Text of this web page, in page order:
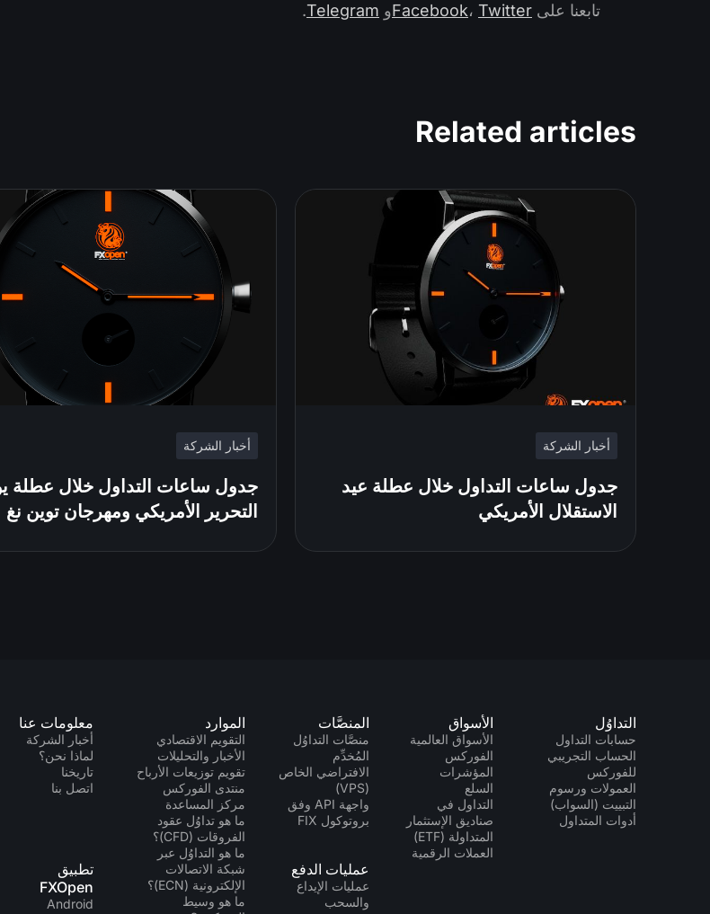
تابعنا على Facebook، Twitter و Telegram
.
Related articles
أخبار الشركة
جدول ساعات التداول خلال عطلة عيد
الاستقلال الأمريكي
أخبار الشركة
جدول ساعات التداول خلال عطلة
التحرير الأمريكي ومهرجان توين نغ
التداوُل
حسابات التداول
الحساب التجريبي
للفوركس
العمولات ورسوم
التبييت (السواب)
أدوات المتداول
الأسواق
الأسواق العالمية
الفوركس
المؤشرات
السلع
التداول في
صناديق الإستثمار
المتداولة (ETF)
العملات الرقمية
المنصَّات
منصَّات التداوُل
المُخدِّم
الافتراضي الخاص
(VPS)
واجهة API وفق
بروتوكول FIX
عمليات الدفع
عمليات الإيداع
والسحب
الموارد
التقويم الاقتصادي
الأخبار والتحليلات
تقويم توزيعات الأرباح
منتدى الفوركس
مركز المساعدة
ما هو تداوُل عقود
الفروقات (CFD)؟
ما هو التداوُل عبر
شبكة الاتصالات
الإلكترونية (ECN)؟
ما هو وسيط
معلومات عنا
أخبار الشركة
لماذا نحن؟
تاريخنا
اتصل بنا
تطبيق
FXOpen
Android